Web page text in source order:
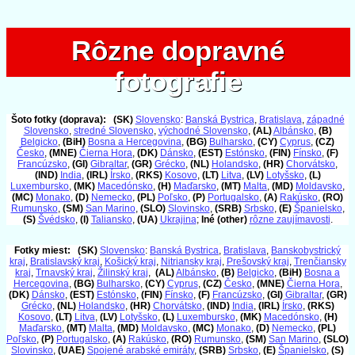
Rôzne dopravné
fotografie
Rôzne dopravné
fotografie
Šoto fotky (doprava): (SK) Slovensko: Banská Bystrica, Bratislava, západné
Slovensko, stredné Slovensko, východné Slovensko, (AL)Albánsko, (B)
Belgicko, (BiH) Bosna a Hercegovina, (BG) Bulharsko, (CY) Cyprus, (CZ)
Česko, (MNE) Čierna Hora, (DK) Dánsko, (EST) Estónsko, (FIN) Fínsko, (F)
Francúzsko, (GI) Gibraltar, (GR) Grécko, (NL) Holandsko, (HR) Chorvátsko,
(IND) India, (IRL) Írsko, (RKS) Kosovo, (LT) Litva, (LV) Lotyšsko, (L)
Luxembursko, (MK) Macedónsko, (H) Maďarsko, (MT) Malta, (MD) Moldavsko,
(MC) Monako, (D) Nemecko, (PL) Poľsko, (P) Portugalsko, (A) Rakúsko, (RO)
Rumunsko, (SM) San Marino, (SLO) Slovinsko, (SRB) Srbsko, (E) Španielsko,
(S) Švédsko, (I) Taliansko, (UA) Ukrajina; Iné (other) rôzne zaujímavosti.
Fotky miest: (SK) Slovensko: Banská Bystrica, Bratislava, Banskobystrický
kraj, Bratislavský kraj, Košický kraj, Nitriansky kraj, Prešovský kraj, Trenčiansky
kraj, Trnavský kraj, Žilinský kraj, (AL)Albánsko, (B) Belgicko, (BiH) Bosna a
Hercegovina, (BG) Bulharsko, (CY) Cyprus, (CZ) Česko, (MNE) Čierna Hora,
(DK) Dánsko, (EST) Estónsko, (FIN) Fínsko, (F) Francúzsko, (GI) Gibraltar, (GR)
Grécko, (NL) Holandsko, (HR) Chorvátsko, (IND) India, (IRL) Írsko, (RKS)
Kosovo, (LT) Litva, (LV) Lotyšsko, (L) Luxembursko, (MK) Macedónsko, (H)
Maďarsko, (MT) Malta, (MD) Moldavsko, (MC) Monako, (D) Nemecko, (PL)
Poľsko, (P) Portugalsko, (A) Rakúsko, (RO) Rumunsko, (SM) San Marino, (SLO)
Slovinsko, (UAE) Spojené arabské emiráty, (SRB) Srbsko, (E) Španielsko, (S)